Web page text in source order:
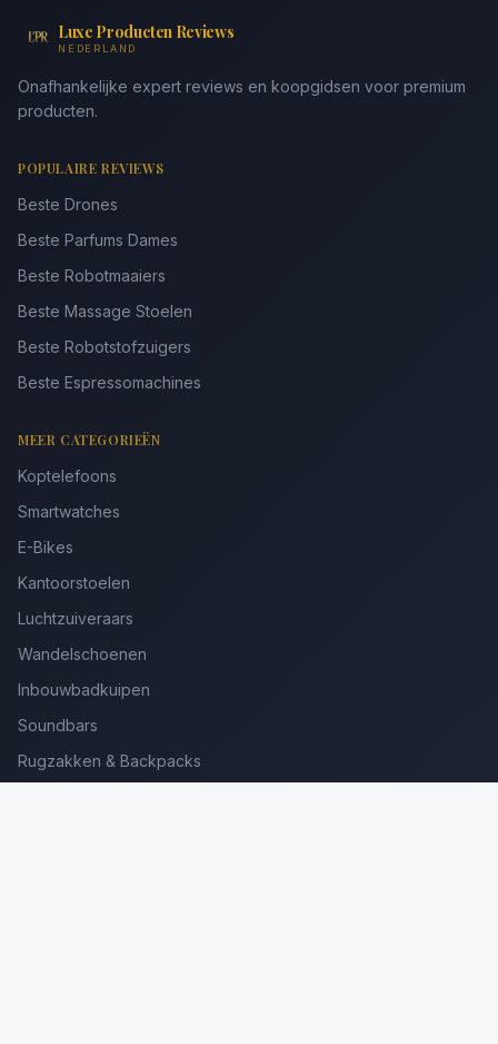
Luxe Producten Reviews
NEDERLAND
Onafhankelijke expert reviews en koopgidsen voor premium
producten.
POPULAIRE REVIEWS
Beste Drones
Beste Parfums Dames
Beste Robotmaaiers
Beste Massage Stoelen
Beste Robotstofzuigers
Beste Espressomachines
MEER CATEGORIEËN
Koptelefoons
Smartwatches
E-Bikes
Kantoorstoelen
Luchtzuiveraars
Wandelschoenen
Inbouwbadkuipen
Soundbars
Rugzakken & Backpacks